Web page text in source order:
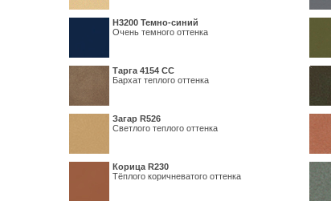
Н3200 Темно-синий
Очень темного оттенка
Тарга 4154 СС
Бархат теплого оттенка
Загар R526
Светлого теплого оттенка
Корица R230
Тёплого коричневатого оттенка